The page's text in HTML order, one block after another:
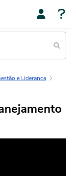
Gestão e Liderança